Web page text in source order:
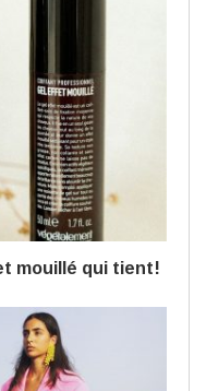
mouillé qui tient!